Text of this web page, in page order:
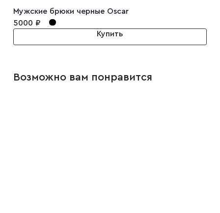
Мужские брюки черные Oscar
5000 ₽
Купить
Возможно вам понравится